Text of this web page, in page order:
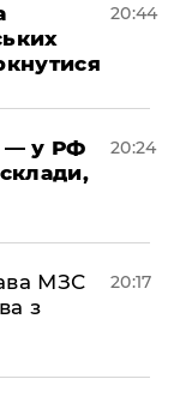
20:44
— у РФ
20:24
МЗС
з
20:17